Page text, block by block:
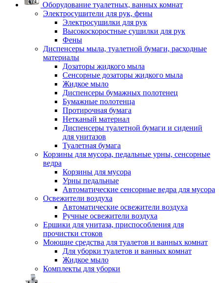
Оборудование туалетных, ванных комнат
Электросушители для рук, фены
Электросушилки для рук
Высокоскоростные сушилки для рук
Фены
Диспенсеры мыла, туалетной бумаги, расходные
материалы
Дозаторы жидкого мыла
Сенсорные дозаторы жидкого мыла
Жидкое мыло
Диспенсеры бумажных полотенец
Бумажные полотенца
Протирочная бумага
Нетканый материал
Диспенсеры туалетной бумаги и сидений
для унитазов
Туалетная бумага
Корзины для мусора, педальные урны, сенсорные
ведра
Корзины для мусора
Урны педальные
Автоматические сенсорные ведра для мусора
Освежители воздуха
Автоматические освежители воздуха
Ручные освежители воздуха
Ершики для унитаза, приспособления для
прочистки стоков
Моющие средства для туалетов и ванных комнат
Для уборки туалетов и ванных комнат
Жидкое мыло
Комплекты для уборки